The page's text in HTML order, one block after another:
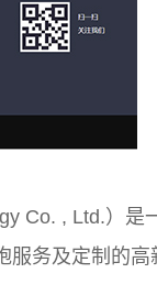
Co. , Ltd.）是
服务及定制的